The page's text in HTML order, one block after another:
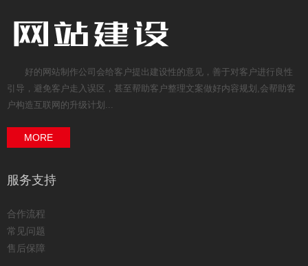
好的网站制作公司会给客户提出建设性的意见，善于对客户进行良性
引导，避免客户走入误区，甚至帮助客户整理文案做好内容规划,会帮助客
户构造互联网的升级计划...
MORE
服务支持
合作流程
常见问题
售后保障